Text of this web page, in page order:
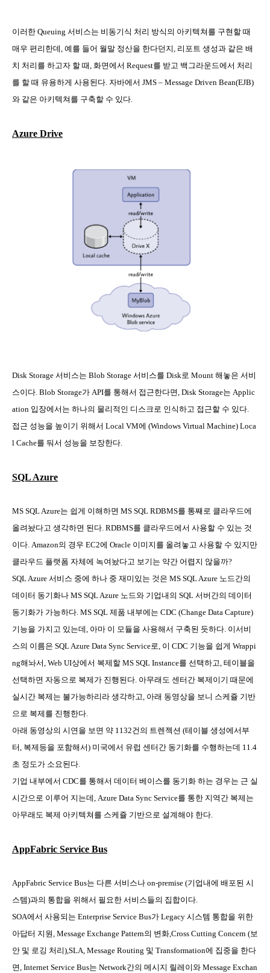
이러한 Queuing 서비스는 비동기식 처리 방식의 아키텍쳐를 구현할 때
매우 편리한데 예를 들어 월말 정산을 한다던지 리포트 생성과 같은 배
치 처리를 하고자 할 때 화면에서 Request를 받고 백그라운드에서 처리
를 할 때 유용하게 사용된다 자바에서 JMS – Message Driven Bean(EJB)
와 같은 아키텍쳐를 구축할 수 있다
Azure Drive
Disk Storage 서비스는 Blob Storage 서비스를 Disk 로 Mount 해놓은 서비
스이다 . Blob Storage가 API를 통해서 접근한다면 , Disk Storage는 Applic
ation 입장에서는 하나의 물리적인 디스크로 인식하고 접근할 수 있다
접근 성능을 높이기 위해서 Local VM에 (Windows Virtual Machine) Loca
l Cache를 둬서 성능을 보장한다
SQL Azure
MS SQL Azure는 쉽게 이해하면 MS SQL RDBMS를 통째로 클라우드에
올려놨다고 생각하면 된다 . RDBMS를 클라우드에서 사용할 수 있는 것
이다 . Amazon의 경우 EC2에 Oracle 이미지를 올려놓고 사용할 수 있지만
클라우드 플랫폼 자체에 녹여놨다고 보기는 약간 어렵지 않을까?
SQL Azure 서비스 중에 하나 중 재미있는 것은 MS SQL Azure 노드간의
데이터 동기화나 MS SQL Azure 노드와 기업내의 SQL 서버간의 데이터
동기화가 가능하다 . MS SQL 제품 내부에는 CDC (Change Data Capture)
기능을 가지고 있는데 아마 이 모듈을 사용해서 구축된 듯하다 이서비
스의 이름은 SQL Azure Data Sync Service로 이 CDC 기능을 쉽게 Wrappi
ng해놔서 , Web UI상에서 복제할 MS SQL Instance를 선택하고 테이블을
선택하면 자동으로 복제가 진행된다 아무래도 센터간 복제이기 때문에
실시간 복제는 불가능하리라 생각하고 아래 동영상을 보니 스케쥴 기반
으로 복제를 진행한다
아래 동영상의 시연을 보면 약 1132건의 트렌젝션 (테이블 생성에서부
터 복제등을 포함해서) 미국에서 유럽 센터간 동기화를 수행하는데 11.4
초 정도가 소요된다
기업 내부에서 CDC를 통해서 데이터 베이스를 동기화 하는 경우는 근 실
시간으로 이루어 지는데 , Azure Data Sync Service를 통한 지역간 복제는
아무래도 복제 아키텍쳐를 스케쥴 기반으로 설계해야 한다
AppFabric Service Bus
AppFabric Service Bus는 다른 서비스나 on-premise (기업내에 배포된 시
스템)과의 통합을 위해서 필요한 서비스들의 집합이다
SOA에서 사용되는 Enterprise Service Bus가 Legacy 시스템 통합을 위한
아답터 지원 , Message Exchange Pattern의 변화 ,Cross Cutting Concern (보
안 및 로깅 처리),SLA, Message Routing 및 Transformation에 집중을 한다
면 , Internet Service Bus는 Network간의 메시지 릴레이와 Message Exchan